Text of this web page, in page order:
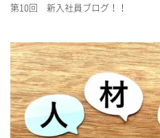
第10回 新入社員ブログ！！